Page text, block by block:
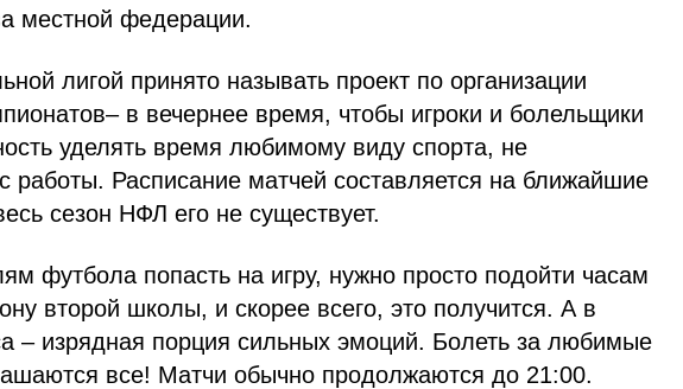
местной федерации.
лигой принято называть проект по организации
в вечернее время, чтобы игроки и болельщики
уделять время любимому виду спорта, не
работы. Расписание матчей составляется на ближайшие
сезон НФЛ его не существует.
футбола попасть на игру, нужно просто подойти часам
второй школы, и скорее всего, это получится. А в
– изрядная порция сильных эмоций. Болеть за любимые
все! Матчи обычно продолжаются до 21:00.